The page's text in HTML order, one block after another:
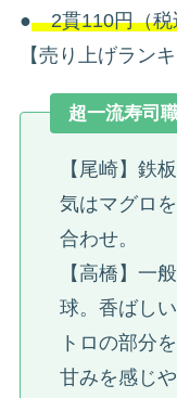
●2貫110円（税
【売り上げラン
超一流寿司
【尾崎】鉄
気はマグロ
合わせ。
【高橋】一
球。香ばし
トロの部分
甘みを感じ